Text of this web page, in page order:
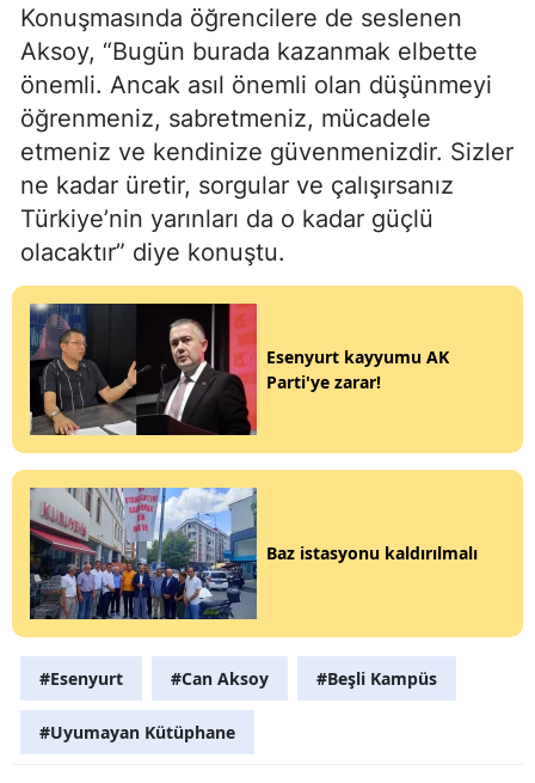
Konuşmasında öğrencilere de seslenen
Aksoy, “Bugün burada kazanmak elbette
önemli. Ancak asıl önemli olan düşünmeyi
öğrenmeniz, sabretmeniz, mücadele
etmeniz ve kendinize güvenmenizdir. Sizler
ne kadar üretir, sorgular ve çalışırsanız
Türkiye’nin yarınları da o kadar güçlü
olacaktır” diye konuştu.
Esenyurt kayyumu AK
Parti'ye zarar!
Baz istasyonu kaldırılmalı
#Esenyurt #Can Aksoy #Beşli Kampüs
#Uyumayan Kütüphane